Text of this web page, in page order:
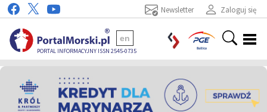
Zaloguj się
Newsletter
PORTAL INFORMACYJNY ISSN 2545-0735
en